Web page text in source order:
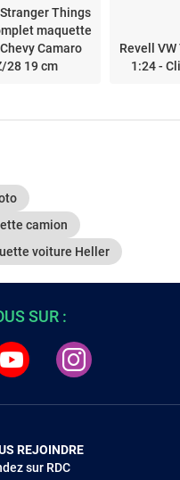
Things
maquette
Camaro
28 19 cm
Revell
1:24 -
camion
voiture Heller
SUR :
REJOINDRE
sur RDC